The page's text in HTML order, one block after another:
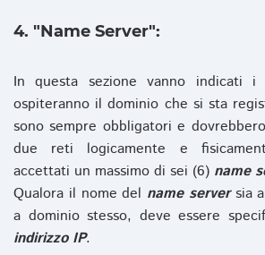
4. "Name Server":
In questa sezione vanno indicati i
ospiteranno il dominio che si sta
sono sempre obbligatori e
due reti logicamente e
accettati un massimo di sei (6) name
Qualora il nome del name serversia
a dominio stesso, deve essere
indirizzo IP.